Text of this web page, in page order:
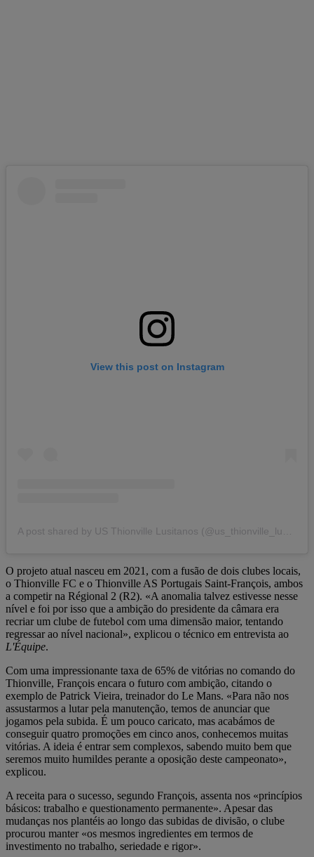
View this post on Instagram
O projeto atual nasceu em 2021, com a fusão de dois clubes locais,
o Thionville FC e o Thionville AS Portugais Saint-François, ambos
a competir na Régional 2 (R2). «A anomalia talvez estivesse nesse
nível e foi por isso que a ambição do presidente da câmara era
recriar um clube de futebol com uma dimensão maior, tentando
regressar ao nível nacional», explicou o técnico em entrevista ao
L'Équipe.
Com uma impressionante taxa de 65% de vitórias no comando do
Thionville, François encara o futuro com ambição, citando o
exemplo de Patrick Vieira, treinador do Le Mans. «Para não nos
assustarmos a lutar pela manutenção, temos de anunciar que
jogamos pela subida. É um pouco caricato, mas acabámos de
conseguir quatro promoções em cinco anos, conhecemos muitas
vitórias. A ideia é entrar sem complexos, sabendo muito bem que
seremos muito humildes perante a oposição deste campeonato»,
explicou.
A receita para o sucesso, segundo François, assenta nos «princípios
básicos: trabalho e questionamento permanente». Apesar das
mudanças nos plantéis ao longo das subidas de divisão, o clube
procurou manter «os mesmos ingredientes em termos de
investimento no trabalho, seriedade e rigor».